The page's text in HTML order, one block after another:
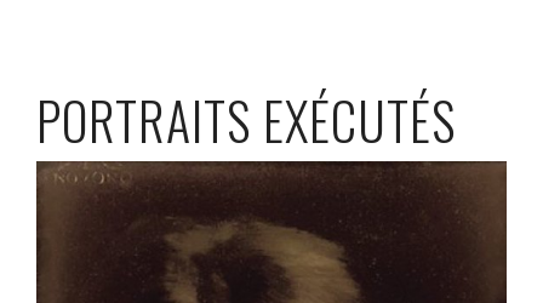
PORTRAITS EXÉCUTÉS